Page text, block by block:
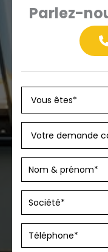
Parlez-
simple
téléphone